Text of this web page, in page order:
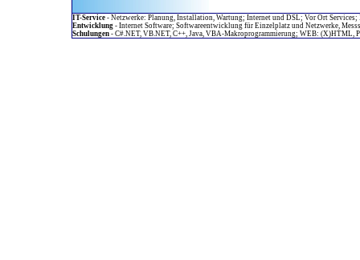
IT-Service - Netzwerke: Planung, Installation, Wartung; Internet und DSL; Vor Ort Services;
Entwicklung - Internet Software; Softwareentwicklung für Einzelplatz und Netzwerke,
Schulungen - C#.NET, VB.NET, C++, Java, VBA-Makroprogrammierung; WEB: (X)HTML,